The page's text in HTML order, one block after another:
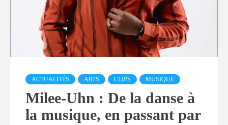
ACTUALITÉS ARTS CLIPS MUSIQUE
Milee-Uhn : De la danse à
la musique, en passant par